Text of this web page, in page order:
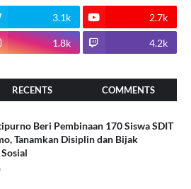
3.1k 2.7k
1.8k 4.2k
RECENTS COMMENTS
Beri Pembinaan 170 Siswa SDIT
Tanamkan Disiplin dan Bijak